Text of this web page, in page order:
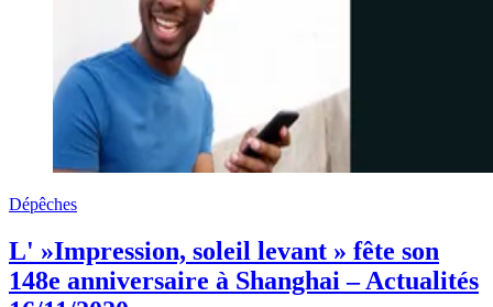
Dépêches
L' »Impression, soleil levant » fête son
148e anniversaire à Shanghai – Actualités